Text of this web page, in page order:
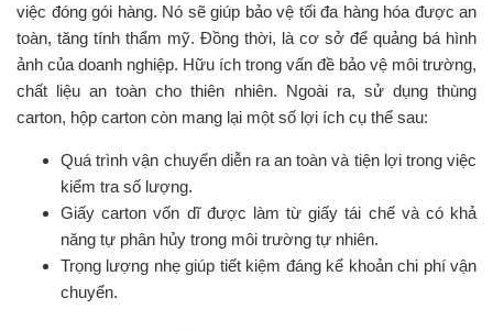
việc đóng gói hàng. Nó sẽ giúp bảo vệ tối đa hàng hóa được an
toàn, tăng tính thẩm mỹ. Đồng thời, là cơ sở để quảng bá hình
ảnh của doanh nghiệp. Hữu ích trong vấn đề bảo vệ môi trường,
chất liệu an toàn cho thiên nhiên. Ngoài ra, sử dụng thùng
carton, hộp carton còn mang lại một số lợi ích cụ thể sau:
Quá trình vận chuyển diễn ra an toàn và tiện lợi trong việc
kiểm tra số lượng.
Giấy carton vốn dĩ được làm từ giấy tái chế và có khả
năng tự phân hủy trong môi trường tự nhiên.
Trọng lượng nhẹ giúp tiết kiệm đáng kể khoản chi phí vận
chuyển.